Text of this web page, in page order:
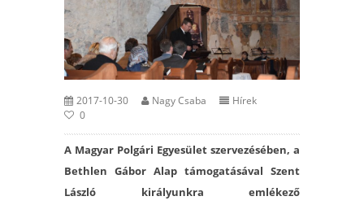
2017-10-30 Nagy Csaba
Hírek
0
A Magyar Polgári Egyesület szervezésében, a
Bethlen Gábor Alap támogatásával Szent
László királyunkra emlékező